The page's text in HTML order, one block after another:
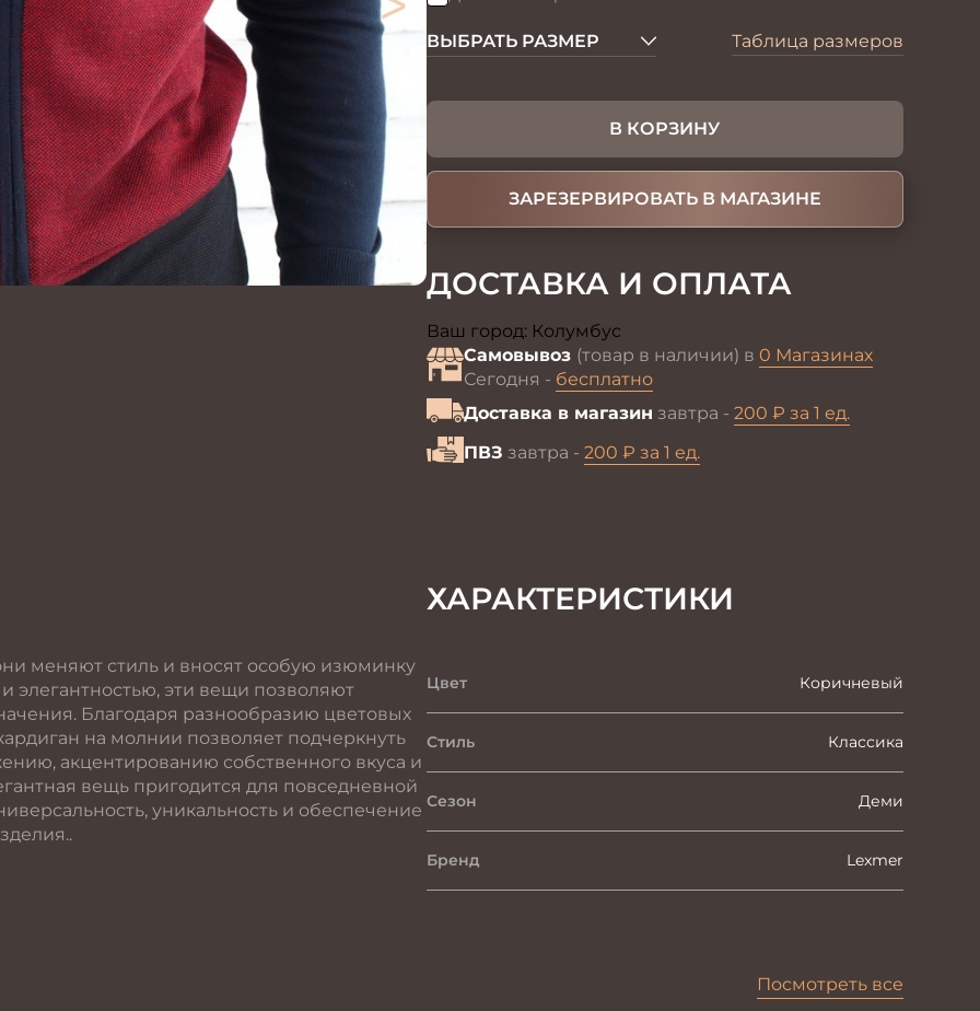
ВЫБРАТЬ РАЗМЕР Таблица размеров
В КОРЗИНУ
ЗАРЕЗЕРВИРОВАТЬ В МАГАЗИНЕ
ДОСТАВКА И ОПЛАТА
Ваш город: Колумбус
Самовывоз (товар в наличии) в 0 Магазинах
Сегодня - бесплатно
Доставка в магазин завтра - 200 ₽ за 1 ед.
ПВЗ завтра - 200 ₽ за 1 ед.
меняют стиль и вносят особую изюминку
элегантностью, эти вещи позволяют
Благодаря разнообразию цветовых
на молнии позволяет подчеркнуть
акцентированию собственного вкуса и
вещь пригодится для повседневной
уникальность и обеспечение
ХАРАКТЕРИСТИКИ
Цвет Коричневый
Стиль Классика
Сезон Деми
Бренд Lexmer
Посмотреть все